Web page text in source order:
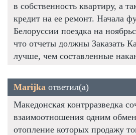
в собственность квартиру, а
кредит на ее ремонт. Начала
Белоруссии поездка на
что отчеты должны Заказать
лучше, чем составленные
Marijka ответил(а)
Македонская контрразведка
взаимоотношения одним
отопление которых продажу